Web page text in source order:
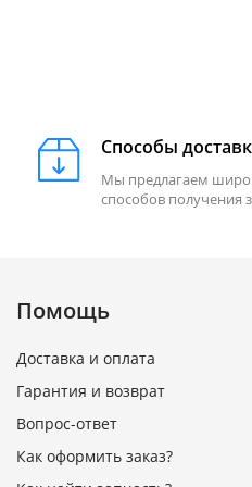
Способы
Мы предлагаем
способов получения
Помощь
Доставка и оплата
Гарантия и возврат
Вопрос-ответ
Как оформить заказ?